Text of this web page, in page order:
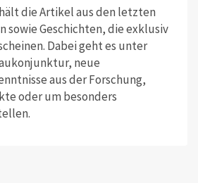
die Artikel aus den letzten
sowie Geschichten, die exklusiv
Dabei geht es unter
neue
aus der Forschung,
oder um besonders